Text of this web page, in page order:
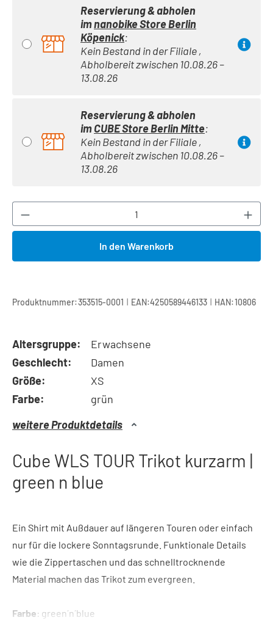
Reservierung & abholen
imnanobike Store Berlin
Köpenick:
Kein Bestand in der Filiale ,
Abholbereit zwischen 10.08.26 –
13.08.26
Reservierung & abholen
imCUBE Store Berlin Mitte:
Kein Bestand in der Filiale ,
Abholbereit zwischen 10.08.26 –
13.08.26
Produkt Anzahl: Gib den gewünschten
In den Warenkorb
Produktnummer:353515-0001 | EAN:4250589446133 | HAN:10806
Altersgruppe:
Erwachsene
Geschlecht:
Damen
Größe:
XS
Farbe:
grün
weitere Produktdetails
Cube WLS TOUR Trikot kurzarm |
green n blue
Ein Shirt mit Außdauer auf längeren Touren oder einfach
nur für die lockere Sonntagsrunde. Funktionale Details
wie die Zippertaschen und das schnelltrocknende
Material machen das Trikot zum evergreen.
Farbe: green´n´blue